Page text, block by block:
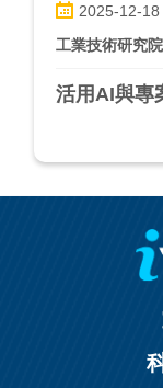
2025-12-18
工業技術研究院
活用AI與專